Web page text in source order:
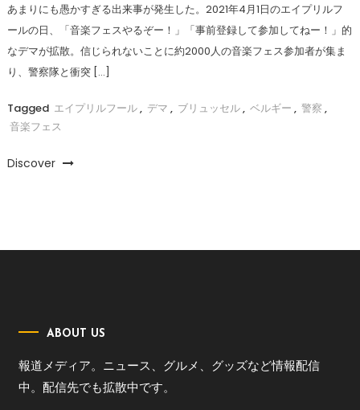
あまりにも愚かすぎる出来事が発生した。2021年4月1日のエイプリルフ
ールの日、「音楽フェスやるぞー！」「事前登録して参加してねー！」的
なデマが拡散。信じられないことに約2000人の音楽フェス参加者が集ま
り、警察隊と衝突 […]
Tagged エイプリルフール, デマ , ブリュッセル, ベルギー , 警察 ,
音楽フェス
Discover
ABOUT US
報道メディア。ニュース、グルメ、グッズなど情報配信
中。配信先でも拡散中です。